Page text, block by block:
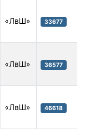
«ЛвШ» 33677
«ЛвШ» 36577
«ЛвШ» 46618